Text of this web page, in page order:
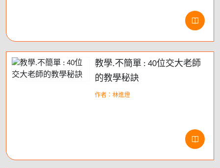
教學.不簡單 : 40位交大老師
的教學秘訣
作者：林進燈